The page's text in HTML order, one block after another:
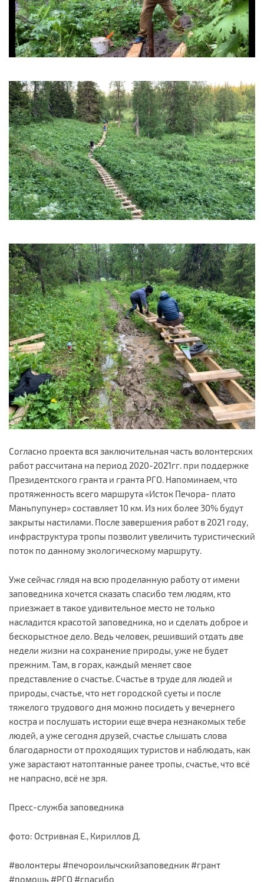
Согласно проекта вся заключительная часть волонтерских
работ рассчитана на период 2020-2021гг. при поддержке
Президентского гранта и гранта РГО. Напоминаем, что
протяженность всего маршрута «Исток Печора- плато
Маньпупунер» составляет 10 км. Из них более 30% будут
закрыты настилами. После завершения работ в 2021 году,
инфраструктура тропы позволит увеличить туристический
поток по данному экологическому маршруту.
Уже сейчас глядя на всю проделанную работу от имени
заповедника хочется сказать спасибо тем людям, кто
приезжает в такое удивительное место не только
насладится красотой заповедника, но и сделать доброе и
бескорыстное дело. Ведь человек, решивший отдать две
недели жизни на сохранение природы, уже не будет
прежним. Там, в горах, каждый меняет свое
представление о счастье. Счастье в труде для людей и
природы, счастье, что нет городской суеты и после
тяжелого трудового дня можно посидеть у вечернего
костра и послушать истории еще вчера незнакомых тебе
людей, а уже сегодня друзей, счастье слышать слова
благодарности от проходящих туристов и наблюдать, как
уже зарастают натоптанные ранее тропы, счастье, что всё
не напрасно, всё не зря.
Пресс-служба заповедника
фото: Остривная Е., Кириллов Д.
#волонтеры #печороилычскийзаповедник #грант
#помощь #РГО #спасибо